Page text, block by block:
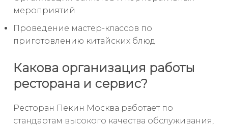
мероприятий
Проведение мастер-классов по
приготовлению китайских блюд
Какова организация работы
ресторана и сервис?
Ресторан Пекин Москва работает по
стандартам высокого качества обслуживания,